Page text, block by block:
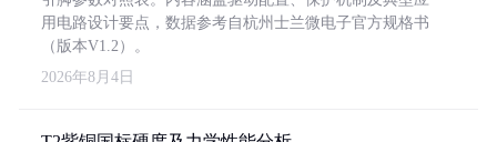
用电路设计要点，数据参考自杭州士兰微电子官方规格书
（版本V1.2）。
2026年8月4日